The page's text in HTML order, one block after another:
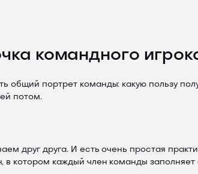
командного
общий портрет команды: какую пользу
потом.
друг друга. И есть очень простая
котором каждый член команды